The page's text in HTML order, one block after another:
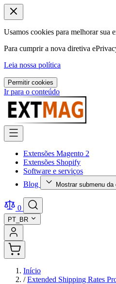
Usamos cookies para melhorar sua
Para cumprir a nova diretiva
Leia nossa política
Permitir cookies
Ir para o conteúdo
Extensões Magento 2
Extensões Shopify
Software e serviços
Blog
Mostrar submenu
0
PT_BR
Início
/ Extended Shipping Rates